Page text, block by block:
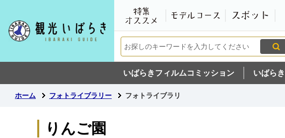
特集・オ
いばらきフィルムコミッション いばら
ホーム フォトライブラリー フォトライブラリ
りんご園